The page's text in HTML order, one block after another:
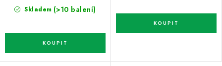
Skladem (>10 balení)